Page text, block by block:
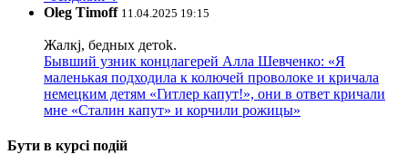
Oleg Timoff 11.04.2025 19:15
Жалкj, бедных детok.
Бывший узник концлагерей Алла Шевченко: «Я
маленькая подходила к колючей проволоке и кричала
немецким детям «Гитлер капут!», они в ответ кричали
мне «Сталин капут» и корчили рожицы»
Бути в курсі подій